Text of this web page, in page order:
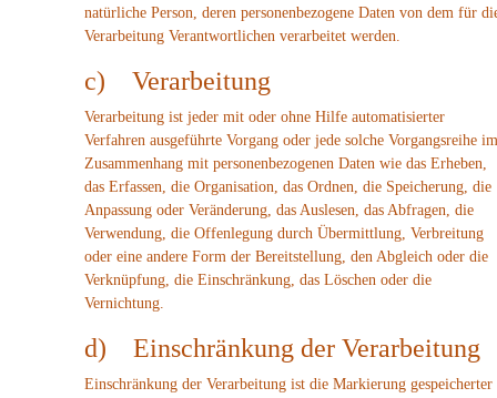
natürliche Person, deren personenbezogene Daten von dem für
Verarbeitung Verantwortlichen verarbeitet werden.
c) Verarbeitung
Verarbeitung ist jeder mit oder ohne Hilfe automatisierter
Verfahren ausgeführte Vorgang oder jede solche Vorgangsreihe im
Zusammenhang mit personenbezogenen Daten wie das Erheben,
das Erfassen, die Organisation, das Ordnen, die Speicherung, die
Anpassung oder Veränderung, das Auslesen, das Abfragen, die
Verwendung, die Offenlegung durch Übermittlung, Verbreitung
oder eine andere Form der Bereitstellung, den Abgleich oder die
Verknüpfung, die Einschränkung, das Löschen oder die
Vernichtung.
d) Einschränkung der Verarbeitung
Einschränkung der Verarbeitung ist die Markierung gespeicherter